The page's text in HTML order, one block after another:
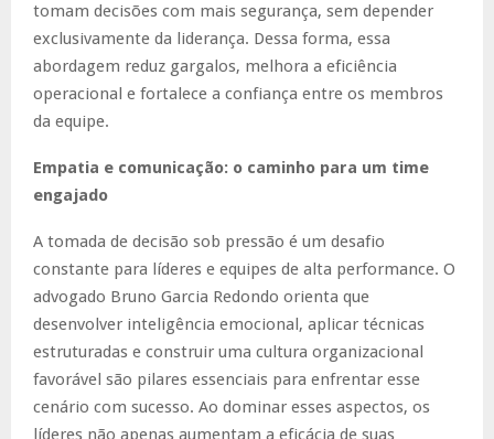
tomam decisões com mais segurança, sem depender
exclusivamente da liderança. Dessa forma, essa
abordagem reduz gargalos, melhora a eficiência
operacional e fortalece a confiança entre os membros
da equipe.
Empatia e comunicação: o caminho para um time
engajado
A tomada de decisão sob pressão é um desafio
constante para líderes e equipes de alta performance. O
advogado Bruno Garcia Redondo orienta que
desenvolver inteligência emocional, aplicar técnicas
estruturadas e construir uma cultura organizacional
favorável são pilares essenciais para enfrentar esse
cenário com sucesso. Ao dominar esses aspectos, os
líderes não apenas aumentam a eficácia de suas